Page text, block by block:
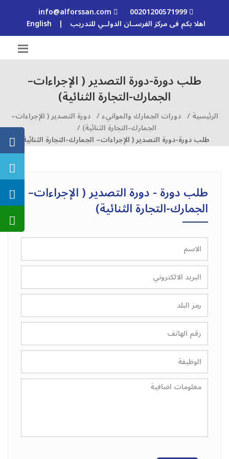
00201200571999
info@alforssan.com
اهلا بكم فى مركز الفرســان الدولــي للتدريب |
English
طلب دورة-دورة التصدير ( الإجراءات–
الجمارك-التجارة الثنائية)
الرئيسية / دورات الجمارك والموانيء / دورة التصدير ( الإجراءات–
الجمارك-التجارة الثنائية) /
طلب دورة-دورة التصدير ( الإجراءات– الجمارك-التجارة الثنائية)
طلب دورة - دورة التصدير ( الإجراءات–
الجمارك-التجارة الثنائية)